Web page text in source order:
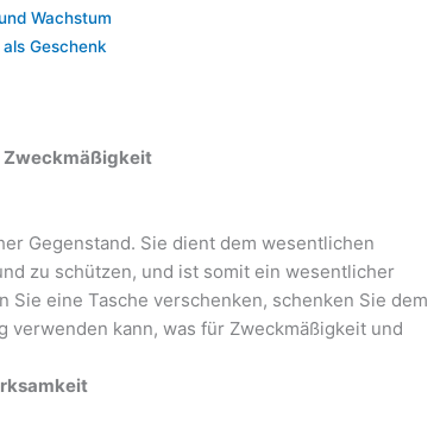
Wachstum
Geschenk
Zweckmäßigkeit
Gegenstand. Sie dient dem wesentlichen
zu schützen, und ist somit ein wesentlicher
Sie eine Tasche verschenken, schenken Sie dem
verwenden kann, was für Zweckmäßigkeit und